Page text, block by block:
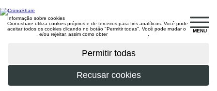
MENU
Informação sobre cookies
Cronoshare utiliza cookies próprios e de terceiros para fins analíticos. Você pode
aceitar todos os cookies clicando no botão "Permitir todas". Você pode mudar o
, e/ou rejeitar, assim como obter